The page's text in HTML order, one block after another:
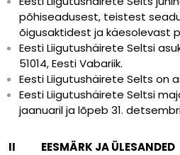
põhiseadusest, teistest
õigusaktidest ja käesolevast
Eesti Liigutushäirete Seltsi
51014, Eesti Vabariik.
Eesti Liigutushäirete Selts
Eesti Liigutushäirete Seltsi
jaanuaril ja lõpeb 31.
II EESMÄRK JA ÜLESANDED